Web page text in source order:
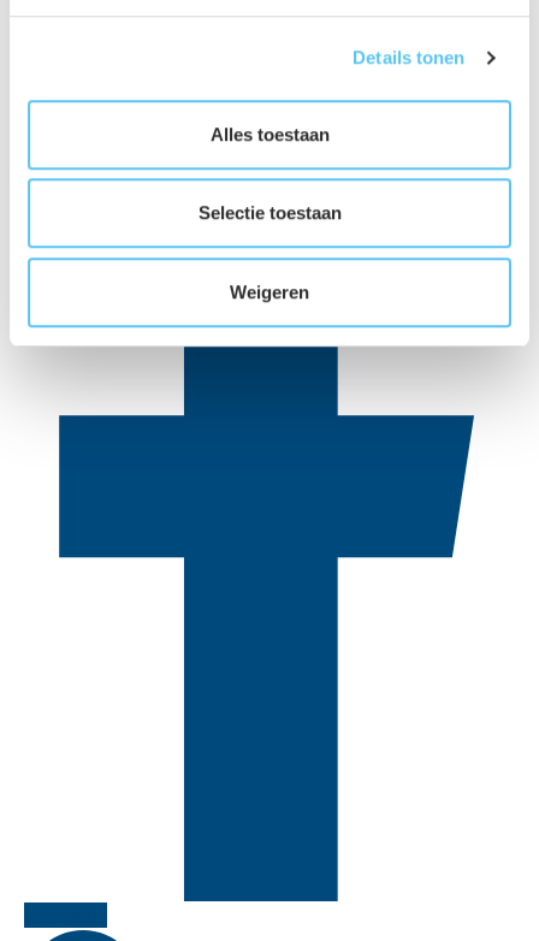
Details tonen
Alles toestaan
Selectie toestaan
Weigeren
woning- en utiliteitsbouw